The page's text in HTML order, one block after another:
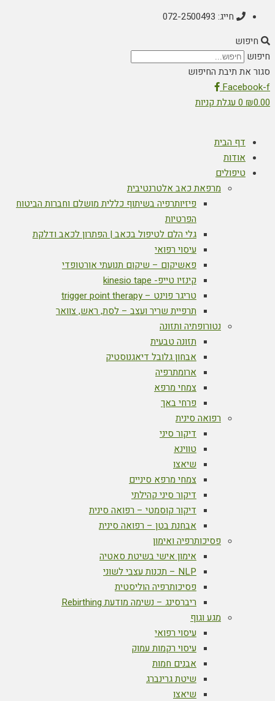
חייג: 072-2500493
תיבת החיפוש
0עגלת קניות
דף הבית
אודות
טיפולים
מרפאת כאב אלטרנטיבית
פיזיותרפיה בשיתוף כללית מושלם וחברות הביטוח
הפרטיות
גלי הלם לטיפול בכאב | הפתרון לכאב ודלקת
עיסוי רפואי
פאשיקום – שיקום תנועתי אורטופדי
קינזיו טייפ- kinesio tape
טריגר פוינט – trigger point therapy
תרפיית שריר ועצב – לסת, ראש, צוואר
נטורופתיה ותזונה
תזונה טבעית
אבחון גלובל דיאגנוסטיק
ארומתרפיה
צמחי מרפא
פרחי באך
רפואה סינית
דיקור סיני
טווינא
שיאצו
צמחי מרפא סיניים
דיקור סיני קהילתי
דיקור קוסמטי – רפואה סינית
אבחנת בטן – רפואה סינית
פסיכותרפיה ואימון
אימון אישי בשיטת סאטיה
NLP – תכנות עצבי לשוני
פסיכותרפיה הוליסטית
ריברסינג – נשימה מודעת Rebirthing
מגע וגוף
עיסוי רפואי
עיסוי רקמות עמוק
אבנים חמות
שיטת גרינברג
שיאצו